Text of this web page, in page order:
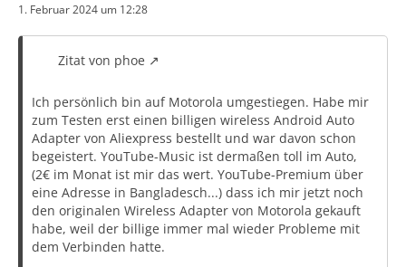
1. Februar 2024 um 12:28
Zitat von phoe
Ich persönlich bin auf Motorola umgestiegen. Habe mir
zum Testen erst einen billigen wireless Android Auto
Adapter von Aliexpress bestellt und war davon schon
begeistert. YouTube-Music ist dermaßen toll im Auto,
(2€ im Monat ist mir das wert. YouTube-Premium über
eine Adresse in Bangladesch...) dass ich mir jetzt noch
den originalen Wireless Adapter von Motorola gekauft
habe, weil der billige immer mal wieder Probleme mit
dem Verbinden hatte.